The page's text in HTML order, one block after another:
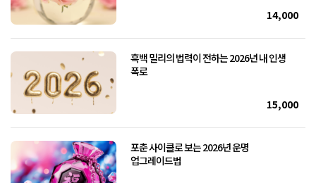
14,000
흑백 밀리의 법력이 전하는 2026년 내 인생
폭로
15,000
포춘 사이클로 보는 2026년 운명
업그레이드법